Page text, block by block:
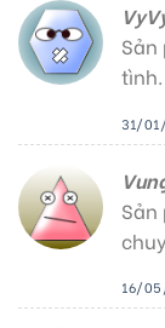
tình.
31/
16/